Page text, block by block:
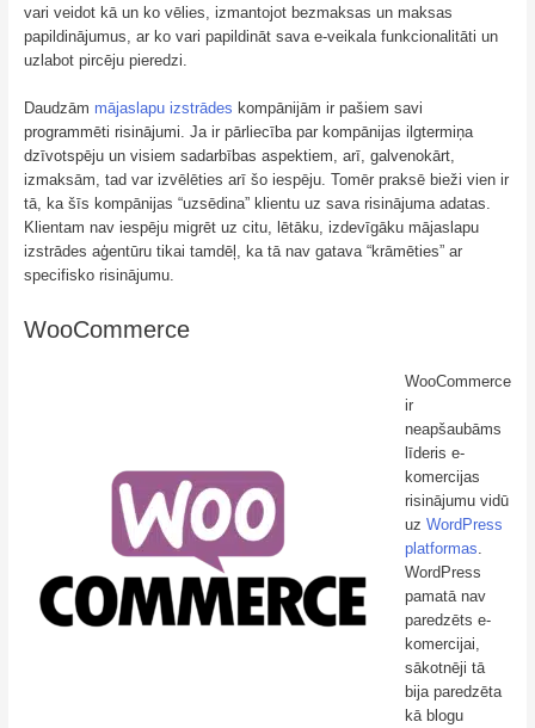
vari veidot kā un ko vēlies, izmantojot bezmaksas un maksas
papildinājumus, ar ko vari papildināt sava e-veikala funkcionalitāti un
uzlabot pircēju pieredzi.
Daudzām mājaslapu izstrādes kompānijām ir pašiem savi
programmēti risinājumi. Ja ir pārliecība par kompānijas ilgtermiņa
dzīvotspēju un visiem sadarbības aspektiem, arī, galvenokārt,
izmaksām, tad var izvēlēties arī šo iespēju. Tomēr praksē bieži vien ir
tā, ka šīs kompānijas “uzsēdina” klientu uz sava risinājuma adatas.
Klientam nav iespēju migrēt uz citu, lētāku, izdevīgāku mājaslapu
izstrādes aģentūru tikai tamdēļ, ka tā nav gatava “krāmēties” ar
specifisko risinājumu.
WooCommerce
WooCommerce
ir
neapšaubāms
līderis e-
komercijas
risinājumu vidū
uz WordPress
platformas
WordPress
pamatā nav
paredzēts e-
komercijai,
sākotnēji tā
bija paredzēta
kā blogu